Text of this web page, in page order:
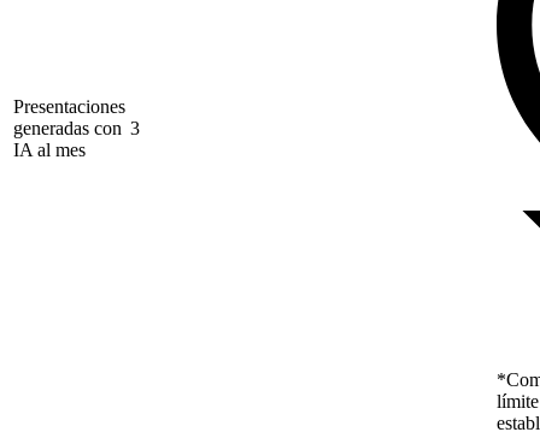
Presentaciones
generadas con
IA al mes
3